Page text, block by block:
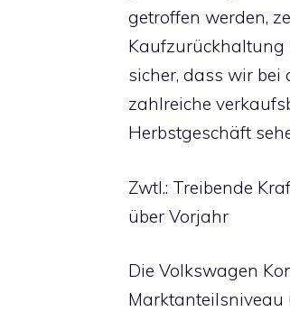
getroffen werden,
Kaufzurückhaltung
sicher, dass wir
zahlreiche
Herbstgeschäft
Zwtl.: Treibende
über Vorjahr
Die Volkswagen
Marktanteilsniveau